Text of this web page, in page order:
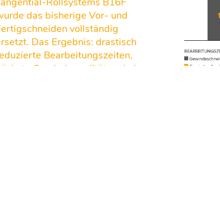
das bisherige Vor- und
vollständig
Das Ergebnis: drastisch
Bearbeitungszeiten,
Gewindequalität und ein